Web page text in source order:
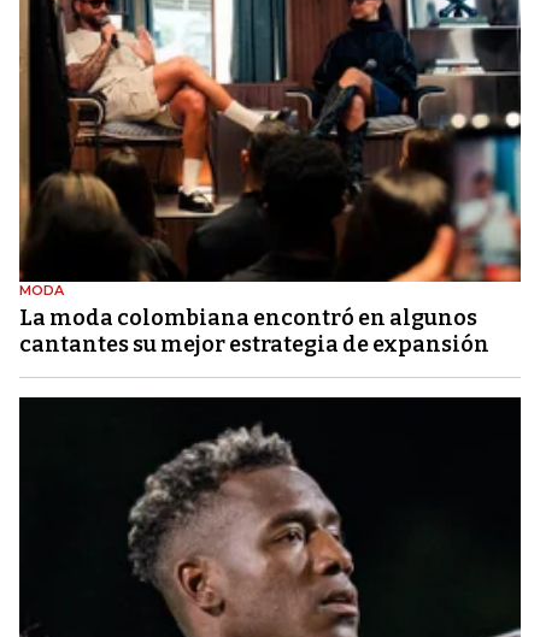
MODA
La moda colombiana encontró en algunos
cantantes su mejor estrategia de expansión